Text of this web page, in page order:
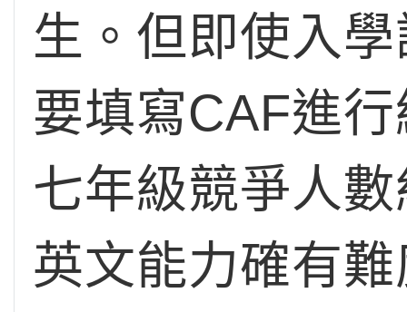
生。但即使入
要填寫CAF進
七年級競爭人
英文能力確有